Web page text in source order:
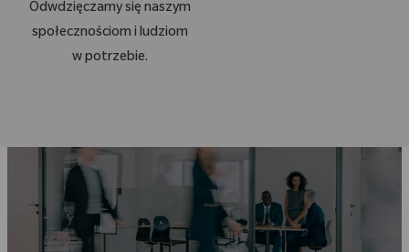
Odwdzięczamy się naszym
społecznościom i ludziom
w potrzebie.